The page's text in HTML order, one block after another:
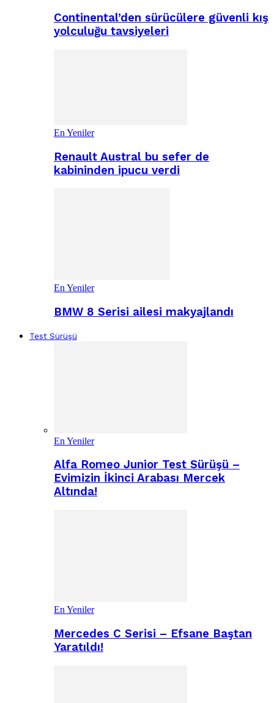
Continental’den sürücülere güvenli kış
yolculuğu tavsiyeleri
En Yeniler
Renault Austral bu sefer de
kabininden ipucu verdi
En Yeniler
BMW 8 Serisi ailesi makyajlandı
Test Sürüşü
En Yeniler
Alfa Romeo Junior Test Sürüşü –
Evimizin İkinci Arabası Mercek
Altında!
En Yeniler
Mercedes C Serisi – Efsane Baştan
Yaratıldı!